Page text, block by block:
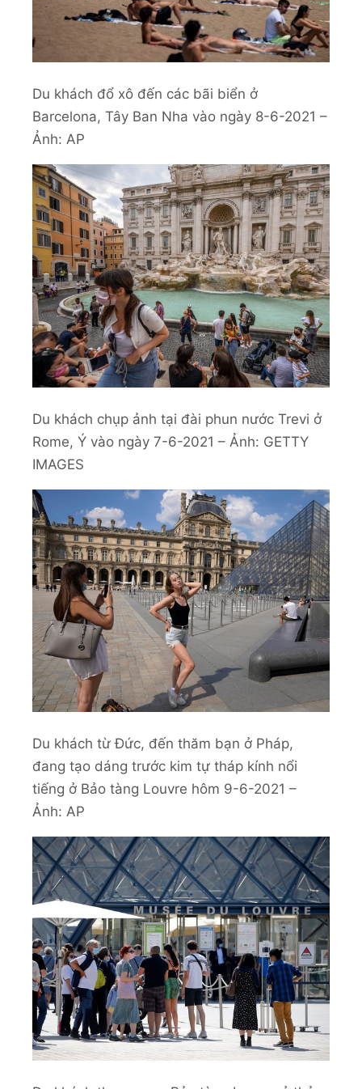
Du khách đổ xô đến các bãi biển ở
Barcelona, Tây Ban Nha vào ngày 8-6-2021 –
Ảnh: AP
Du khách chụp ảnh tại đài phun nước Trevi ở
Rome, Ý vào ngày 7-6-2021 – Ảnh: GETTY
IMAGES
Du khách từ Đức, đến thăm bạn ở Pháp,
đang tạo dáng trước kim tự tháp kính nổi
tiếng ở Bảo tàng Louvre hôm 9-6-2021 –
Ảnh: AP